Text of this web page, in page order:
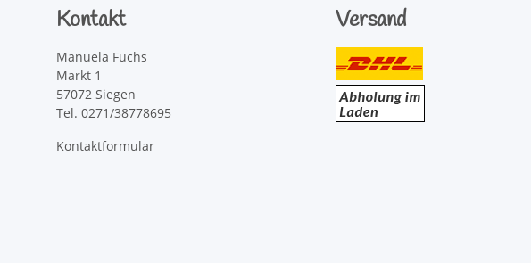
Kontakt
Manuela Fuchs
Markt 1
57072 Siegen
Tel. 0271/38778695
Kontaktformular
Versand